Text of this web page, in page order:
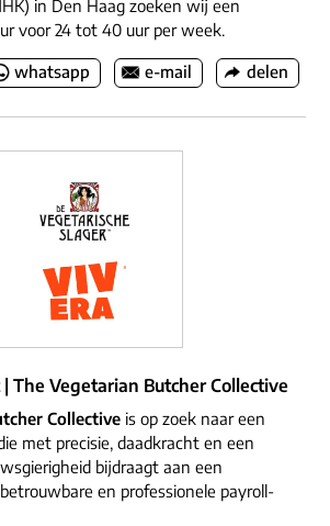
in Den Haag zoeken wij een
voor 24 tot 40 uur per week.
whatsapp e-mail delen
The Vegetarian Butcher Collective
Collective is op zoek naar een
met precisie, daadkracht en een
bijdraagt aan een
en professionele payroll-